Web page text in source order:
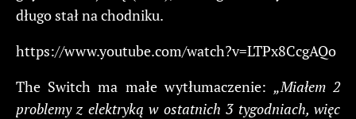
długo stał na chodniku.
https://www.youtube.com/watch?v=LTPx8CcgAQo
The Switch ma małe wytłumaczenie: „Miałem 2
problemy z elektryką w ostatnich 3 tygodniach, więc